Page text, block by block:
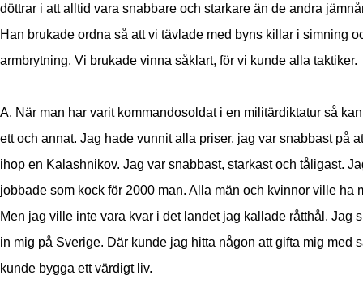
döttrar i att alltid vara snabbare och starkare än de andra
Han brukade ordna så att vi tävlade med byns killar i simning
armbrytning. Vi brukade vinna såklart, för vi kunde alla taktiker.
A. När man har varit kommandosoldat i en militärdiktatur så
ett och annat. Jag hade vunnit alla priser, jag var snabbast på
ihop en Kalashnikov. Jag var snabbast, starkast och tåligast.
jobbade som kock för 2000 man. Alla män och kvinnor ville ha
Men jag ville inte vara kvar i det landet jag kallade råtthål. Jag
in mig på Sverige. Där kunde jag hitta någon att gifta mig med
kunde bygga ett värdigt liv.